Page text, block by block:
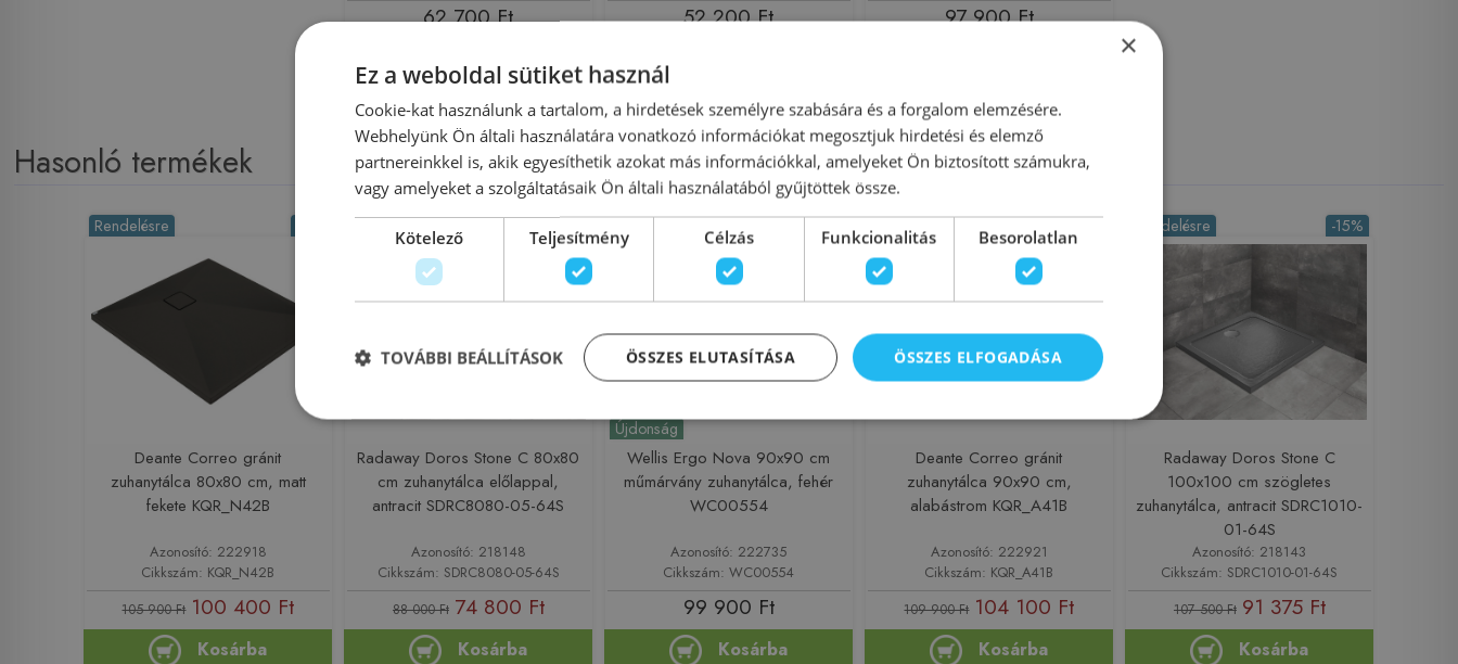
62 700 Ft 52 200 Ft 97 900 Ft
Hasonló termékek
Rendelésre
Deante Correo gránit
zuhanytálca 80x80 cm, matt
fekete KQR_N42B
Azonosító: 222918
Cikkszám: KQR_N42B
105 900 Ft 100 400 Ft
Kosárba
-15%
Radaway Doros Stone C 80x80
cm zuhanytálca előlappal,
antracit SDRC8080-05-64S
Azonosító: 218148
Cikkszám: SDRC8080-05-64S
88 000 Ft 74 800 Ft
Kosárba
Újdonság
Wellis Ergo Nova 90x90 cm
műmárvány zuhanytálca, fehér
WC00554
Azonosító: 222735
Cikkszám: WC00554
99 900 Ft
Kosárba
Rendelésre
Deante Correo gránit
zuhanytálca 90x90 cm,
alabástrom KQR_A41B
Azonosító: 222921
Cikkszám: KQR_A41B
109 900 Ft 104 100 Ft
Kosárba
-15%
Rendelésre
Radaway Doros Stone C
100x100 cm szögletes
zuhanytálca, antracit SDRC1010-
01-64S
Azonosító: 218143
Cikkszám: SDRC1010-01-64S
107 500 Ft 91 375 Ft
Kosárba
×
Ez a weboldal sütiket használ
Cookie-kat használunk a tartalom, a hirdetések személyre szabására és a forgalom elemzésére.
Webhelyünk Ön általi használatára vonatkozó információkat megosztjuk hirdetési és elemző
partnereinkkel is, akik egyesíthetik azokat más információkkal, amelyeket Ön biztosított számukra,
vagy amelyeket a szolgáltatásaik Ön általi használatából gyűjtöttek össze.
Kötelező Teljesítmény Célzás Funkcionalitás Besorolatlan
ÖSSZES ELFOGADÁSA
ÖSSZES ELUTASÍTÁSA
TOVÁBBI BEÁLLÍTÁSOK